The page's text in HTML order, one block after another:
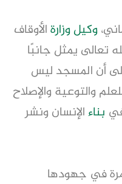
وكيل وزارةالأوقاف
تعالى يمثل جانبًا
إلى أن المسجد ليس
والتوعية والإصلاح
بناءالإنسان ونشر
في جهودها